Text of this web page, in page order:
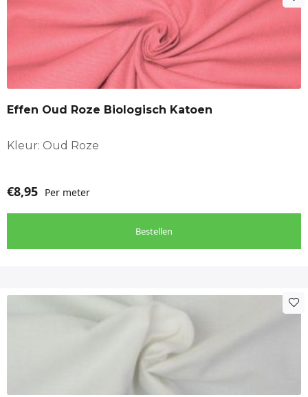
Effen Oud Roze Biologisch Katoen
Kleur: Oud Roze
€8,95 Per meter
Bestellen